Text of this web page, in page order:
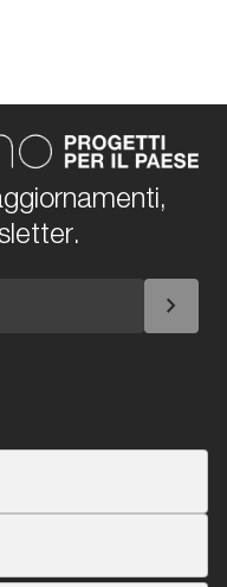
chevron_right